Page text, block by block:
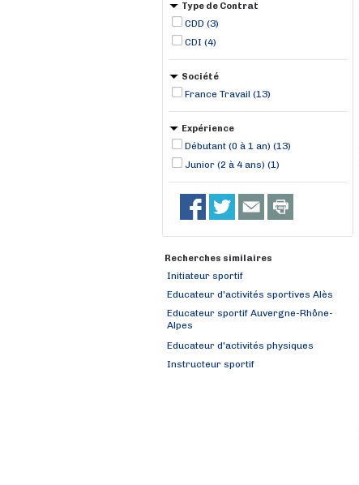
Bagnols-sur-Cèze (1)
Calvisson (1)
Cavaillon (1)
Privas (1)
Type de Contrat
CDD (3)
CDI (4)
Société
France Travail (13)
Expérience
Débutant (0 à 1 an) (13)
Junior (2 à 4 ans) (1)
Recherches similaires
Initiateur sportif
Educateur d'activités sportives Alès
Educateur sportif Auvergne-Rhône-
Alpes
Educateur d'activités physiques
Instructeur sportif